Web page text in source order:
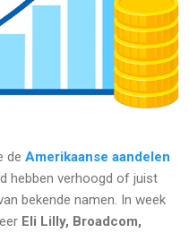
de Amerikaanse aandelen
hebben verhoogd of juist
bekende namen. In week
Eli Lilly, Broadcom,